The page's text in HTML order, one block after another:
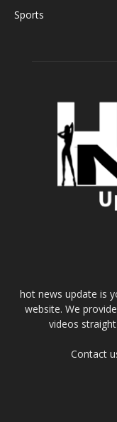
Sports
hot news update is
website. We
videos
Contact